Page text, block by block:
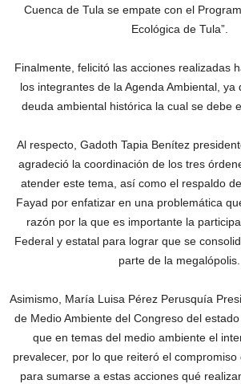
Cuenca de Tula se empate con el
Ecológica de Tula”.
Finalmente, felicitó las acciones realizadas
los integrantes de la Agenda Ambiental, ya
deuda ambiental histórica la cual se debe
Al respecto, Gadoth Tapia Benítez
agradeció la coordinación de los tres
atender este tema, así como el respaldo
Fayad por enfatizar en una problemática
razón por la que es importante la
Federal y estatal para lograr que se
parte de la megalópolis.
Asimismo, María Luisa Pérez Perusquía
de Medio Ambiente del Congreso del
que en temas del medio ambiente el
prevalecer, por lo que reiteró el
para sumarse a estas acciones qué